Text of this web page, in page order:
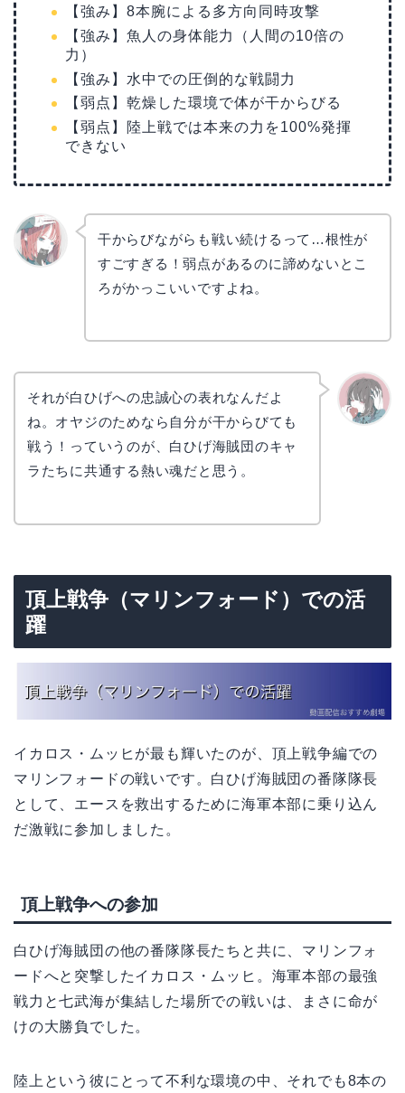
【強み】8本腕による多方向同時攻撃
【強み】魚人の身体能力（人間の10倍の
力）
【強み】水中での圧倒的な戦闘力
【弱点】乾燥した環境で体が干からびる
【弱点】陸上戦では本来の力を100%発揮
できない
干からびながらも戦い続けるって…根性が
すごすぎる！弱点があるのに諦めないとこ
ろがかっこいいですよね。
それが白ひげへの忠誠心の表れなんだよ
ね。オヤジのためなら自分が干からびても
戦う！っていうのが、白ひげ海賊団のキャ
ラたちに共通する熱い魂だと思う。
頂上戦争（マリンフォード）での活
躍
イカロス・ムッヒが最も輝いたのが、頂上戦争編での
マリンフォードの戦いです。白ひげ海賊団の番隊隊長
として、エースを救出するために海軍本部に乗り込ん
だ激戦に参加しました。
頂上戦争への参加
白ひげ海賊団の他の番隊隊長たちと共に、マリンフォ
ードへと突撃したイカロス・ムッヒ。海軍本部の最強
戦力と七武海が集結した場所での戦いは、まさに命が
けの大勝負でした。
陸上という彼にとって不利な環境の中、それでも8本の